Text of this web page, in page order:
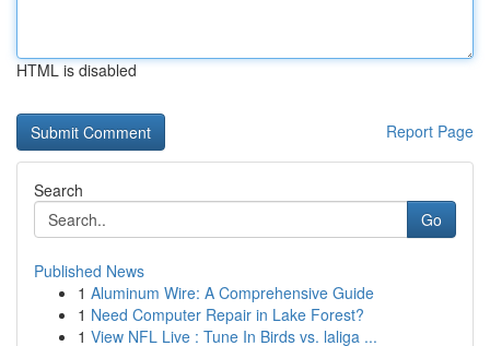
HTML is disabled
Report Page
Search
Go
Published News
1 Aluminum Wire: A Comprehensive Guide
1 Need Computer Repair in Lake Forest?
1 View NFL Live : Tune In Birds vs. laliga ...